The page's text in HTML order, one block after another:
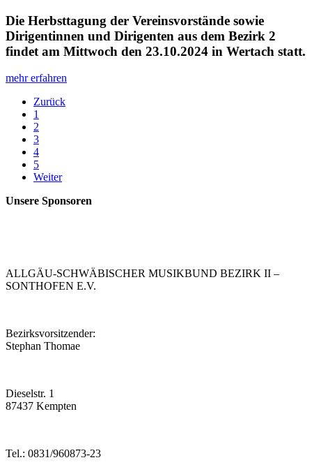
Die Herbsttagung der Vereinsvorstände sowie
Dirigentinnen und Dirigenten aus dem Bezirk 2
findet am Mittwoch den 23.10.2024 in Wertach statt.
mehr erfahren
Zurück
1
2
3
4
5
Weiter
Unsere Sponsoren
ALLGÄU-SCHWÄBISCHER MUSIKBUND BEZIRK II –
SONTHOFEN E.V.
Bezirksvorsitzender:
Stephan Thomae
Dieselstr. 1
87437 Kempten
Tel.: 0831/960873-23